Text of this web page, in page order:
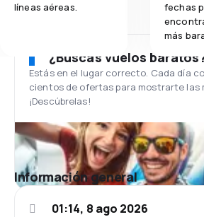
líneas aéreas.
fechas
más
¿Buscas vuelos
Estás en el lugar correcto. Cada día
cientos de ofertas para mostrarte las
¡Descúbrelas!
Información general
01:14, 8 ago 2026